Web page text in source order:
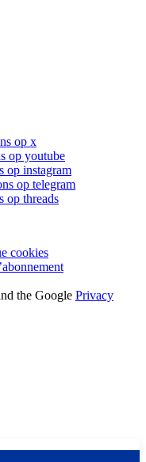
op x
op youtube
op instagram
op telegram
op threads
cookies
the Google Privacy